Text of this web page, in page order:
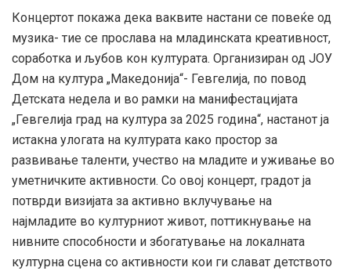
Концертот покажа дека ваквите настани се повеќе од
музика- тие се прослава на младинската креативност,
соработка и љубов кон културата. Организиран од ЈОУ
Дом на култура „Македонија“- Гевгелија, по повод
Детската недела и во рамки на манифестацијата
„Гевгелија град на култура за 2025 година“, настанот ја
истакна улогата на културата како простор за
развивање таленти, учество на младите и уживање во
уметничките активности. Со овој концерт, градот ја
потврди визијата за активно вклучување на
најмладите во културниот живот, поттикнување на
нивните способности и збогатување на локалната
културна сцена со активности кои ги слават детството